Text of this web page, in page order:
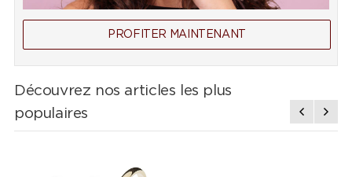
PROFITER MAINTENANT
Découvrez nos articles les plus
populaires